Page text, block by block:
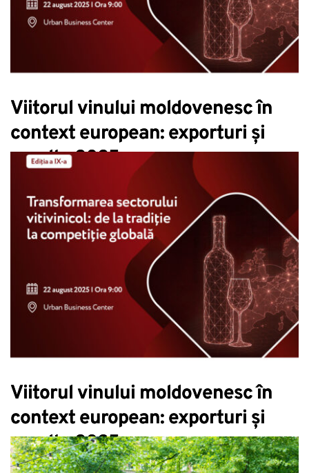
Viitorul vinului moldovenesc în
context european: exporturi și
recolta 2025
Viitorul vinului moldovenesc în
context european: exporturi și
recolta 2025